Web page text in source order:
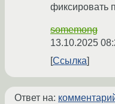
фиксировать
somemong
13.10.2025
Ссылка
Ответ на: